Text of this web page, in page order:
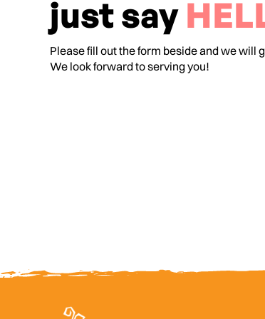
just say
Please fill out the form beside and we will
We look forward to serving you!